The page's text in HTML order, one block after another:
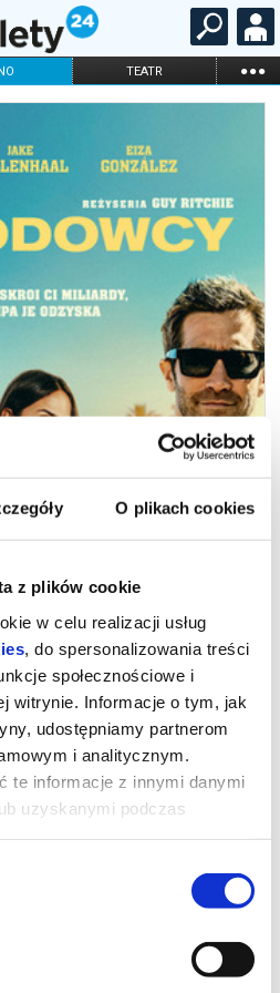
O plikach cookies
z plików cookie
w celu realizacji usług
, do spersonalizowania treści
społecznościowe i
witrynie. Informacje o tym, jak
udostępniamy partnerom
i analitycznym.
te informacje z innymi danymi
uzyskanymi podczas
TEATR ...
BALET
specjalistka od załatwiania
inwestorów. Ma
na prywatnej wyspie,
miliardera o szemranej reputacji.